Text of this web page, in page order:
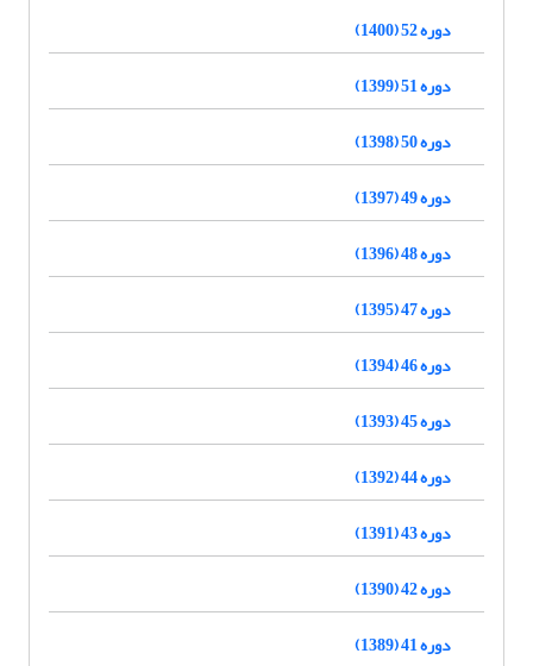
دوره 52 (1400)
دوره 51 (1399)
دوره 50 (1398)
دوره 49 (1397)
دوره 48 (1396)
دوره 47 (1395)
دوره 46 (1394)
دوره 45 (1393)
دوره 44 (1392)
دوره 43 (1391)
دوره 42 (1390)
دوره 41 (1389)